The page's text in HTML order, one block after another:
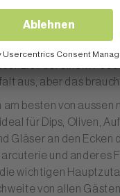
bei einem
aus, aber das
besten von aussen
für Dips, Oliven,
Gläser an den Ecken
und anderes
wichtigen
von allen Gästen.